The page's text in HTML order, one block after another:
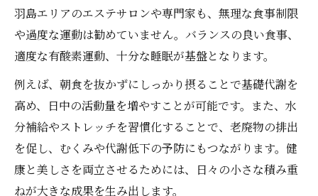
痩身生活の導入に役立つコツと工夫
痩身を意識した朝昼夜の過ごし方
痩身を続けるためのサポート習慣
継続力がカギの痩身成功体験集
痩身に成功した人の習慣改善ストーリー
痩身の継続を叶えた実践例を解説
挫折しない痩身習慣の続け方とは
痩身成功体験から学ぶ日々の工夫
羽島エリアのエステサロンや専門家も、無理な食事制限
や過度な運動は勧めていません。バランスの良い食事、
適度な有酸素運動、十分な睡眠が基盤となります。
例えば、朝食を抜かずにしっかり摂ることで基礎代謝を
高め、日中の活動量を増やすことが可能です。また、水
分補給やストレッチを習慣化することで、老廃物の排出
を促し、むくみや代謝低下の予防にもつながります。健
康と美しさを両立させるためには、日々の小さな積み重
ねが大きな成果を生み出します。